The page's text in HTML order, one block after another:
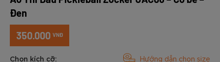
Đen
350.000 VNĐ
Chọn kích cỡ: Hướng dẫn chọn size